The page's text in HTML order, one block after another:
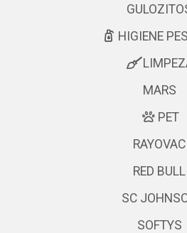
HIGIENE
MARS
PET
RAYOVAC
RED BULL
SC
SOFTYS